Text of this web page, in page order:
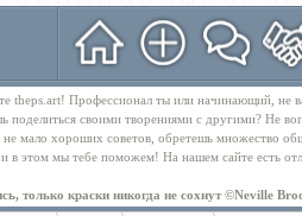
theps.art! Профессионал ты или начинающий,
поделиться своими творениями с другими? Не
не мало хороших советов, обретешь множество
в этом мы тебе поможем! На нашем сайте есть
только краски никогда не сохнут ©Neville